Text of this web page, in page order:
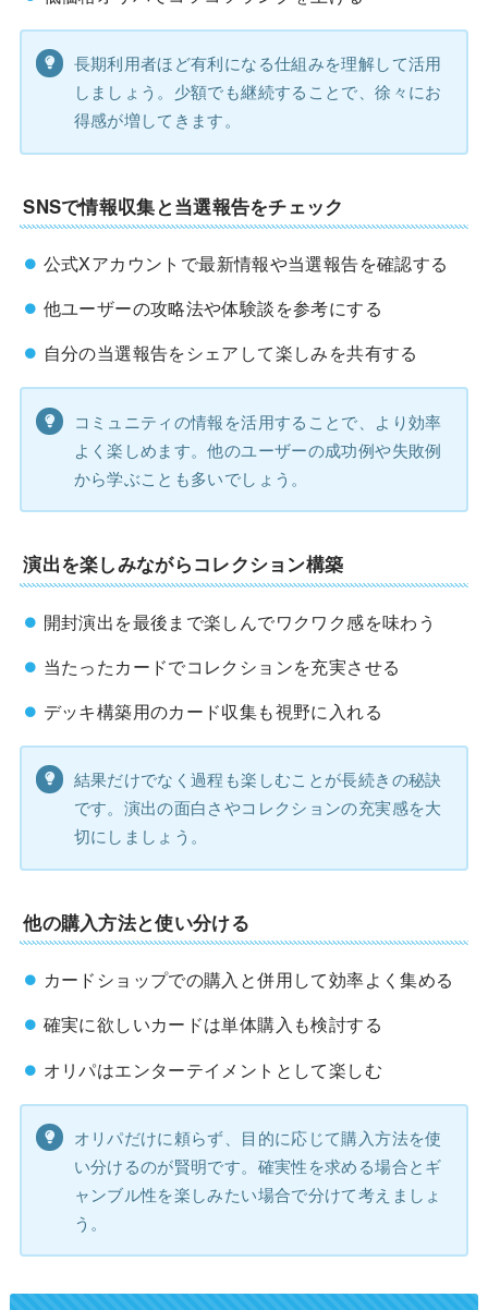
長期利用者ほど有利になる仕組みを理解して活用
しましょう。少額でも継続することで、徐々にお
得感が増してきます。
SNSで情報収集と当選報告をチェック
公式Xアカウントで最新情報や当選報告を確認する
他ユーザーの攻略法や体験談を参考にする
自分の当選報告をシェアして楽しみを共有する
コミュニティの情報を活用することで、より効率
よく楽しめます。他のユーザーの成功例や失敗例
から学ぶことも多いでしょう。
演出を楽しみながらコレクション構築
開封演出を最後まで楽しんでワクワク感を味わう
当たったカードでコレクションを充実させる
デッキ構築用のカード収集も視野に入れる
結果だけでなく過程も楽しむことが長続きの秘訣
です。演出の面白さやコレクションの充実感を大
切にしましょう。
他の購入方法と使い分ける
カードショップでの購入と併用して効率よく集める
確実に欲しいカードは単体購入も検討する
オリパはエンターテイメントとして楽しむ
オリパだけに頼らず、目的に応じて購入方法を使
い分けるのが賢明です。確実性を求める場合とギ
ャンブル性を楽しみたい場合で分けて考えましょ
う。